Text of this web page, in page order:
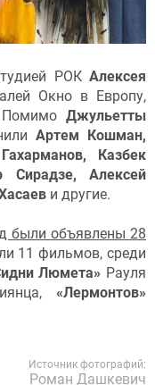
РОК Алексея
Окно в Европу,
Джульетты
Артем Кошман,
Казбек
Сирадзе, Алексей
и другие.
были объявлены 28
11 фильмов, среди
Люмета» Рауля
«Лермонтов»
Источник фотографий:
Роман Дашкевич